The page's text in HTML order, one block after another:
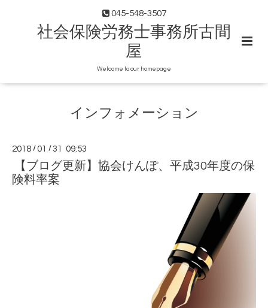
045-548-3507
社会保険労務士事務所古間
屋
Welcome to our homepage
インフォメーション
2018 /01 /31 09:53
【ブログ更新】協会けんぽ、平成30年度の保
険料率案